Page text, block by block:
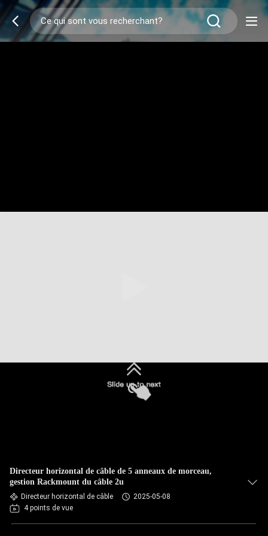
Directeur horizontal de câble de 5 anneaux de morceau,
gestion Rackmount du câble 2u
Directeur horizontal de câble
2025-05-08
4 points de vue